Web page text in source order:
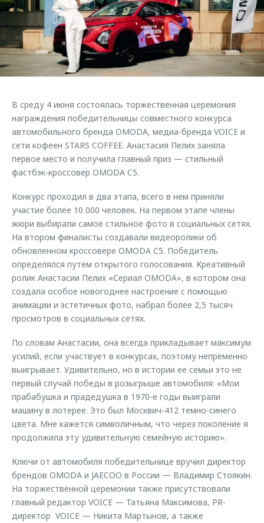
Страхование
Кредитный калькулятор
Аксессуары
Одежда и сувениры
Запчасти
Трейд-ин
Калькулятор трейд-ин
Клиентская поддержка
O&J Автоклуб
Клуб владельцев OMODA
Приложение O&J
Одежда и сувениры
Оригинальные аксессуары
Запчасти
Обратная связь
В среду 4 июня состоялась торжественная церемония
награждения победительницы совместного конкурса
автомобильного бренда OMODA, медиа-бренда VOICE и
сети кофеен STARS COFFEE. Анастасия Пелих заняла
первое место и получила главный приз — стильный
фастбэк-кроссовер OMODA C5.
Конкурс проходил в два этапа, всего в нем приняли
участие более 10 000 человек. На первом этапе члены
жюри выбирали самое стильное фото в социальных сетях.
На втором финалисты создавали видеоролики об
обновленном кроссовере OMODA C5. Победитель
определялся путем открытого голосования. Креативный
ролик Анастасии Пелих «Сериал OMODA», в котором она
создала особое новогоднее настроение с помощью
анимации и эстетичных фото, набрал более 2,5 тысяч
просмотров в социальных сетях.
По словам Анастасии, она всегда прикладывает максимум
усилий, если участвует в конкурсах, поэтому непременно
выигрывает. Удивительно, но в истории ее семьи это не
первый случай победы в розыгрыше автомобиля: «Мои
прабабушка и прадедушка в 1970-е годы выиграли
машину в лотерее. Это был Москвич-412 темно-синего
цвета. Мне кажется символичным, что через поколение я
продолжила эту удивительную семейную историю».
Ключи от автомобиля победительнице вручил директор
брендов OMODA и JAECOO в России — Владимир Стоякин.
На торжественной церемонии также присутствовали
главный редактор VOICE — Татьяна Максимова, PR-
директор VOICE — Никита Мартынов, а также